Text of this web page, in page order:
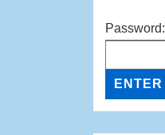
Password: